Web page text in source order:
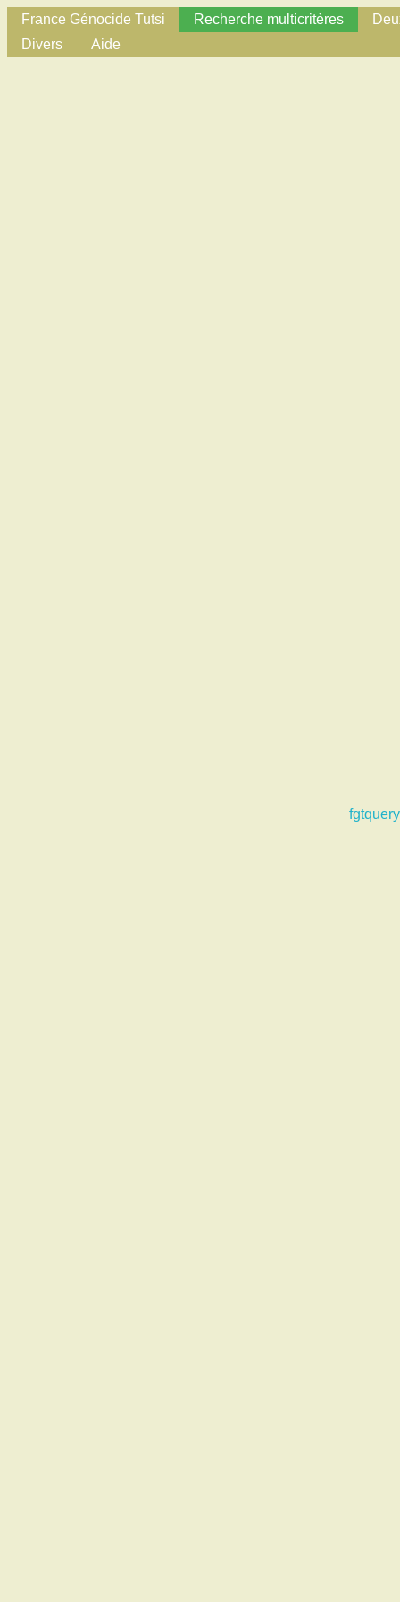
France Génocide Tutsi Recherche multicritères
Divers
Aide